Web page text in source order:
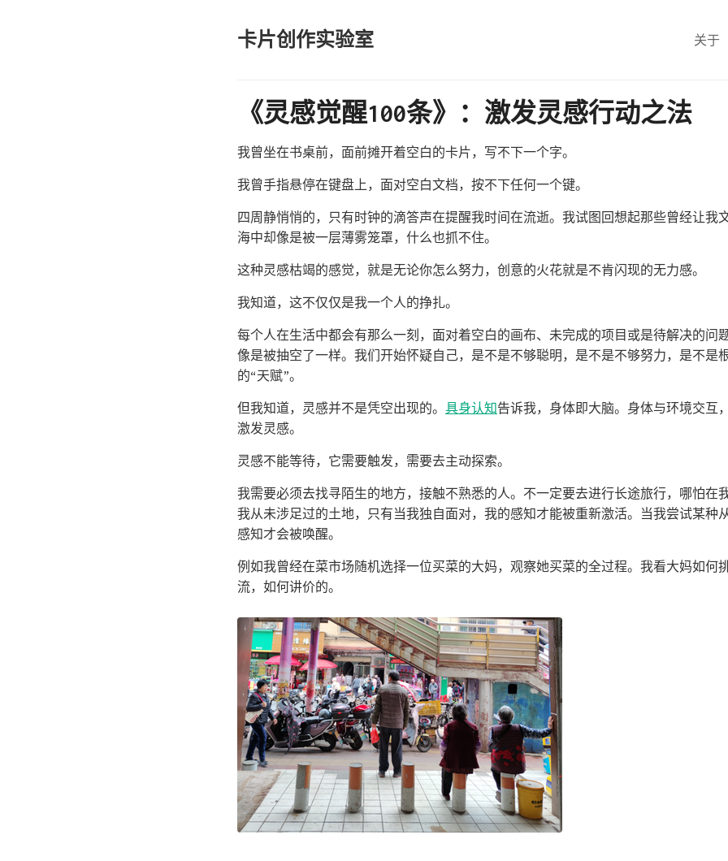
卡片创作实验室 关于
《灵感觉醒100条》：激发灵感行动之法
我曾坐在书桌前，面前摊开着空白的卡片，写不下一个字。
我曾手指悬停在键盘上，面对空白文档，按不下任何一个键。
四周静悄悄的，只有时钟的滴答声在提醒我时间在流逝。我试图回想起那些曾经让我
海中却像是被一层薄雾笼罩，什么也抓不住。
这种灵感枯竭的感觉，就是无论你怎么努力，创意的火花就是不肯闪现的无力感。
我知道，这不仅仅是我一个人的挣扎。
每个人在生活中都会有那么一刻，面对着空白的画布、未完成的项目或是待解决的问
像是被抽空了一样。我们开始怀疑自己，是不是不够聪明，是不是不够努力，是不是
的“天赋”。
但我知道，灵感并不是凭空出现的。 具身认知告诉我，身体即大脑。身体与环境交互
激发灵感。
灵感不能等待，它需要触发，需要去主动探索。
我需要必须去找寻陌生的地方，接触不熟悉的人。不一定要去进行长途旅行，哪怕在
我从未涉足过的土地，只有当我独自面对，我的感知才能被重新激活。当我尝试某种
感知才会被唤醒。
例如我曾经在菜市场随机选择一位买菜的大妈，观察她买菜的全过程。我看大妈如何
流，如何讲价的。